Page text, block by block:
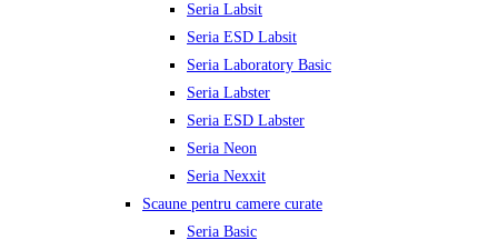
Seria Labsit
Seria ESD Labsit
Seria Laboratory Basic
Seria Labster
Seria ESD Labster
Seria Neon
Seria Nexxit
Scaune pentru camere curate
Seria Basic